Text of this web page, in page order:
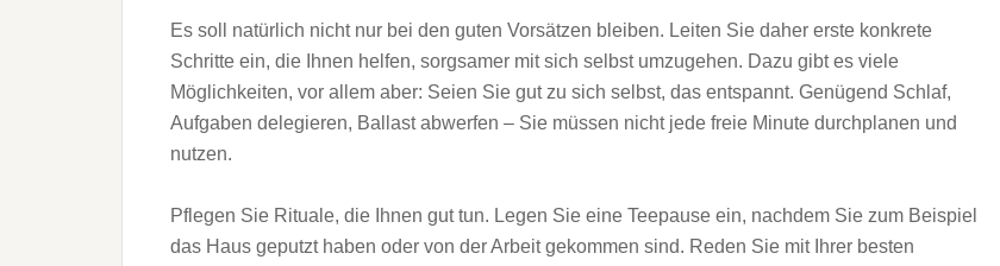
Es soll natürlich nicht nur bei den guten Vorsätzen bleiben. Leiten Sie daher erste konkrete
Schritte ein, die Ihnen helfen, sorgsamer mit sich selbst umzugehen. Dazu gibt es viele
Möglichkeiten, vor allem aber: Seien Sie gut zu sich selbst, das entspannt. Genügend Schlaf,
Aufgaben delegieren, Ballast abwerfen – Sie müssen nicht jede freie Minute durchplanen und
nutzen.
Pflegen Sie Rituale, die Ihnen gut tun. Legen Sie eine Teepause ein, nachdem Sie zum Beispiel
das Haus geputzt haben oder von der Arbeit gekommen sind. Reden Sie mit Ihrer besten